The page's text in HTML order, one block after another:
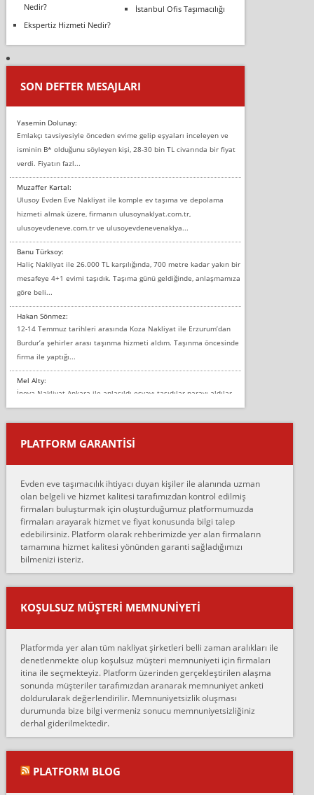
Nedir?
İstanbul Ofis Taşımacılığı
Ekspertiz Hizmeti Nedir?
SON DEFTER MESAJLARI
Yasemin Dolunay:
Emlakçı tavsiyesiyle önceden evime gelip eşyaları inceleyen ve
isminin B* olduğunu söyleyen kişi, 28-30 bin TL civarında bir fiyat
verdi. Fiyatın fazl...
Muzaffer Kartal:
Ulusoy Evden Eve Nakliyat ile komple ev taşıma ve depolama
hizmeti almak üzere, firmanın ulusoynaklyat.com.tr,
ulusoyevdeneve.com.tr ve ulusoyevdenevenaklya...
Banu Türksoy:
Haliç Nakliyat ile 26.000 TL karşılığında, 700 metre kadar yakın bir
mesafeye 4+1 evimi taşıdık. Taşıma günü geldiğinde, anlaşmamıza
göre beli...
Hakan Sönmez:
12-14 Temmuz tarihleri arasında Koza Nakliyat ile Erzurum’dan
Burdur’a şehirler arası taşınma hizmeti aldım. Taşınma öncesinde
firma ile yaptığı...
Mel Alty:
İnova Nakliyat Ankara ile anlaşıldı eşyayı taşıdılar parayı aldılar.
Salon duvarına bir baktım birisi boydan alüminyum renkli bantı
yapıştırm...
Murat:
çalıştıklarını, müş...
Ahmet:
Lüleburgaz güngünes evden eve naklyat eşyalarımı taşımak için
anlaştık sabah eve geldiklerinde de eşyalarımı düzgün şekilde
sarcaz demelerine r...
mehmet güldü:
Ankara ALİCANLAR NAKLİYAT Tutarsız ve ticari ahlak problemleri
var verdikleri fiyat teklifini arttırdılar. Sonrasında taşıma gününde
oldukça tutarsı...
Ankara Alicanlar naklyat tel 5465524025. 2600 TL'ye ankaradan
Konya ya Alicanlar naklyat la anlaştık bu şahıs evin taşınacağı gün
fiyatın mazoto gele...
Fatih kokmese:
Diyarbakır dan eşyamı getirtmek için anlaştım sözleşme yaptım.
Son anda fiyat artırdılar.. mecburiyetten tasittim.. bu kişiler ağrılı
Ali:
PLATFORM GARANTİSİ
Evden eve taşımacılık ihtiyacı duyan kişiler ile alanında uzman
olan belgeli ve hizmet kalitesi tarafımızdan kontrol edilmiş
firmaları buluşturmak için oluşturduğumuz platformumuzda
firmaları arayarak hizmet ve fiyat konusunda bilgi talep
edebilirsiniz. Platform olarak rehberimizde yer alan firmaların
tamamına hizmet kalitesi yönünden garanti sağladığımızı
bilmenizi isteriz.
KOŞULSUZ MÜŞTERI MEMNUNIYETI
Platformda yer alan tüm nakliyat şirketleri belli zaman aralıkları ile
denetlenmekte olup koşulsuz müşteri memnuniyeti için firmaları
itina ile seçmekteyiz. Platform üzerinden gerçekleştirilen alaşma
sonunda müşteriler tarafımızdan aranarak memnuniyet anketi
doldurularak değerlendirilir. Memnuniyetsizlik oluşması
durumunda bize bilgi vermeniz sonucu memnuniyetsizliğiniz
derhal giderilmektedir.
PLATFORM BLOG